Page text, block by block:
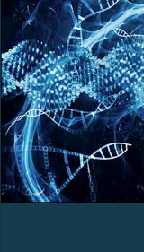
o
s
t
a
g
ö
n
d
r